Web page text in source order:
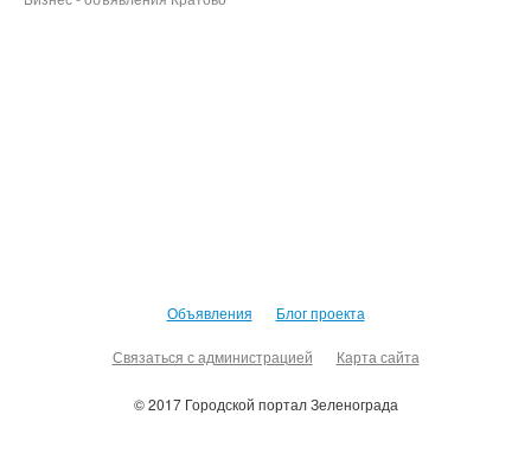
Объявления Блог проекта
Связаться с администрацией Карта сайта
© 2017 Городской портал Зеленограда